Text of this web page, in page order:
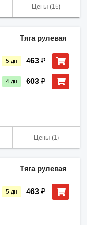
Цены (15)
Тяга рулевая
5 дн 463₽
4 дн 603₽
Цены(1)
Тяга рулевая
5 дн 463₽